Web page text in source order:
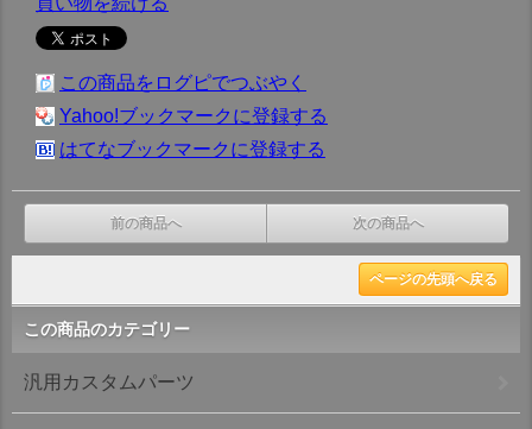
この商品をログピでつぶやく
Yahoo!ブックマークに登録する
はてなブックマークに登録する
前の商品へ 次の商品へ
ページの先頭へ戻る
この商品のカテゴリー
汎用カスタムパーツ